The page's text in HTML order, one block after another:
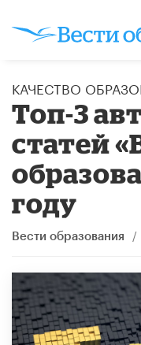
КАЧЕСТВО
Топ-3
статей
году
Вести образования /